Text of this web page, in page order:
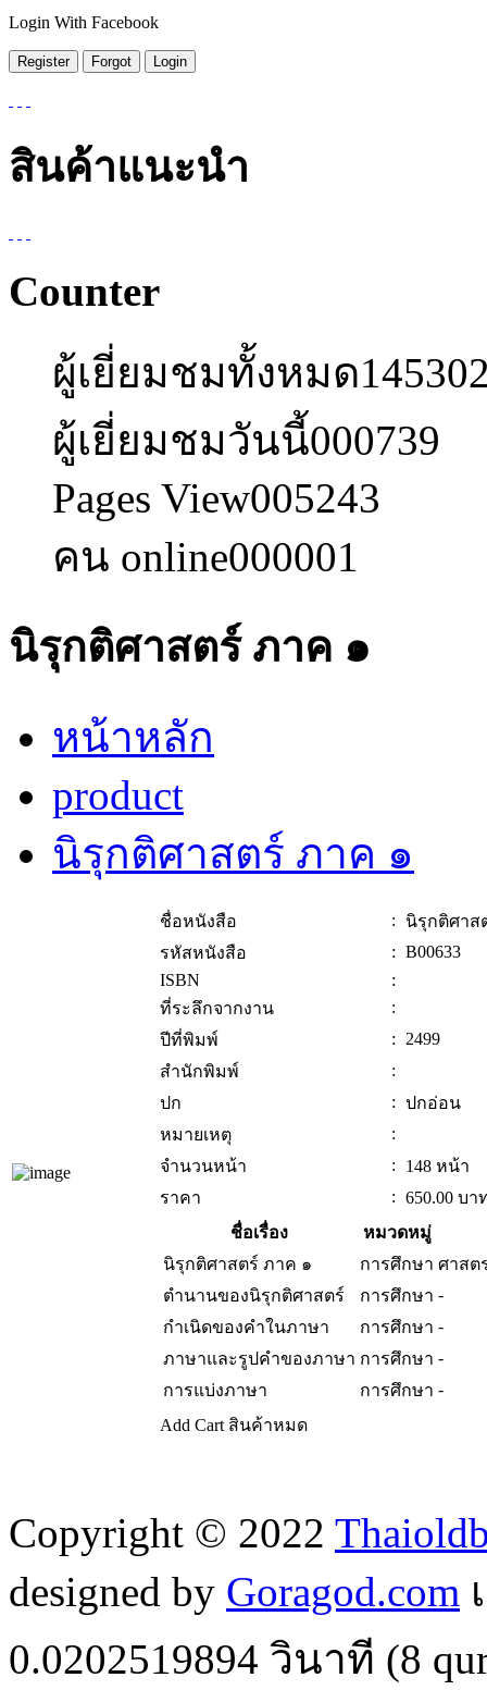
Login With Facebook
สินค้าแนะนำ
Counter
ผู้เยี่ยมชมทั้งหมด
ผู้เยี่ยมชมวันนี้000739
Pages View005243
คน online000001
นิรุกติศาสตร์ ภาค ๑
หน้าหลัก
product
นิรุกติศาสตร์ ภาค ๑
ชื่อหนังสือ :
นิรุกติศาส
รหัสหนังสือ
: B00633
ISBN
:
ที่ระลึกจากงาน
:
ปีที่พิมพ์
: 2499
สำนักพิมพ์
:
ปก
: ปกอ่อน
หมายเหตุ
:
จำนวนหน้า
:
148 หน้า
ราคา
: 650.00 บา
ชื่อเรื่อง
หมวดหมู่
นิรุกติศาสตร์ ภาค ๑
การศึกษา ศาสต
ตำนานของนิรุกติศาสตร์
การศึกษา -
กำเนิดของคำในภาษา
การศึกษา -
ภาษาและรูปคำของภาษา การศึกษา -
การแบ่งภาษา
การศึกษา -
Add Cart สินค้าหมด
Copyright © 2022
designed by Goragod.com
0.0202519894 วินาที (8